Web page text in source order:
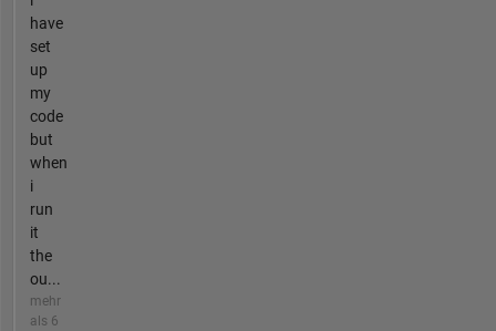
have
set
up
my
code
but
when
i
run
it
the
ou...
mehr
als 6